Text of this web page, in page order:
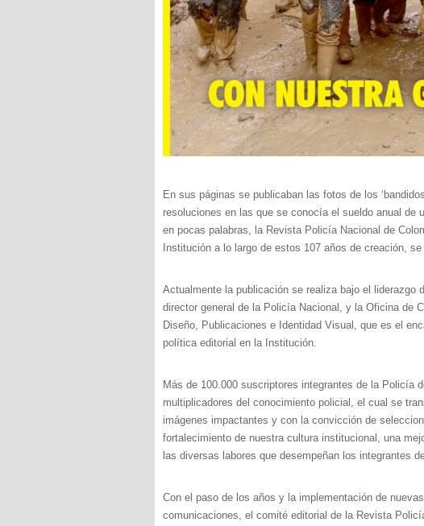
En sus páginas se publicaban las fotos de los
resoluciones en las que se conocía el sueldo anual de
en pocas palabras, la Revista Policía Nacional de
Institución a lo largo de estos 107 años de creación,
Actualmente la publicación se realiza bajo el liderazgo
director general de la Policía Nacional, y la Oficina de
Diseño, Publicaciones e Identidad Visual, que es el
política editorial en la Institución.
Más de 100.000 suscriptores integrantes de la Policía
multiplicadores del conocimiento policial, el cual se
imágenes impactantes y con la convicción de
fortalecimiento de nuestra cultura institucional, una
las diversas labores que desempeñan los integrantes
Con el paso de los años y la implementación de
comunicaciones, el comité editorial de la Revista